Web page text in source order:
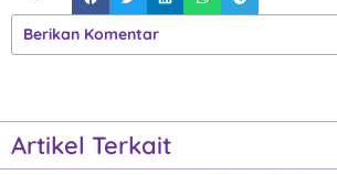
Berikan Komentar
Artikel Terkait